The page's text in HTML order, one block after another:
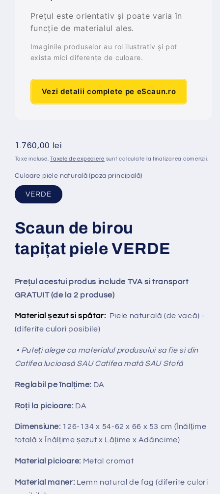
Prețul este orientativ și poate varia în
funcție de materialul ales.
Imaginile produselor au rol ilustrativ și pot
exista mici diferențe de culoare.
Vezi detalii complete pe eScaun.ro
Preț
obișnuit
1.760,00 lei
Taxe incluse.Taxele de expediere sunt calculate la finalizarea comenzii.
Culoare piele naturală (poza principală)
VERDE
Scaun de birou
tapițat piele VERDE
Prețul acestui produs include TVA si transport
GRATUIT (de la 2 produse)
Material șezut si spătar: Piele naturală (de vacă) -
(diferite culori posibile)
• Puteți alege ca materialul produsului sa fie si din
Catifea lucioasă SAU Catifea mată SAU Stofă
Reglabil peînal țime: DA
Roți la picioare: DA
Dimensiune: 126-134 x 54-62 x 66 x 53 cm (Înălțime
totală x Înălțimeșezut x Lățime x Adâncime)
Material picioare: Metal cromat
Material maner: Lemn natural de fag (diferite culori